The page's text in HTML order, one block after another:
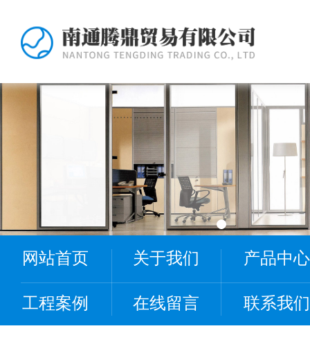
网站首页 关于我们 产品中心
工程案例 在线留言 联系我们